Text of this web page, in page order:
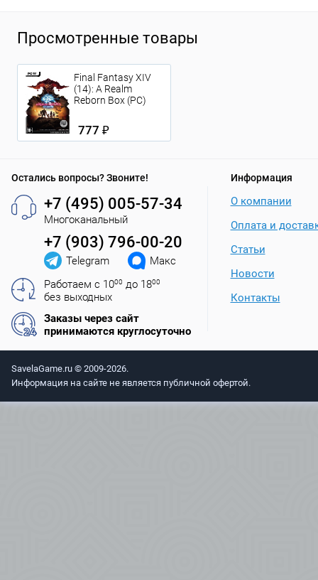
Просмотренные товары
Final Fantasy XIV
(14): A Realm
Reborn Box (PC)
777 ₽
Остались вопросы? Звоните!
+7 (495) 005-57-34
Многоканальный
+7 (903) 796-00-20
Telegram
Макс
Работаем с 1000 до 1800
без выходных
Заказы через сайт
принимаются круглосуточно
Информация
О компании
Оплата и
Статьи
Новости
Контакты
SavelaGame.ru © 2009-2026.
Информация на сайте не является публичной офертой.